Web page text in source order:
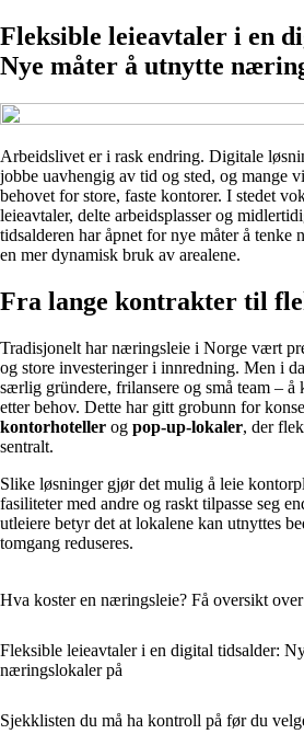
Fleksible leieavtaler i en
Nye måter å utnytte
Arbeidslivet er i rask endring. Digitale
jobbe uavhengig av tid og sted, og mange
behovet for store, faste kontorer. I stedet
leieavtaler, delte arbeidsplasser og
tidsalderen har åpnet for nye måter å
en mer dynamisk bruk av arealene.
Fra lange kontrakter til
Tradisjonelt har næringsleie i Norge vært
og store investeringer i innredning. Men i
særlig gründere, frilansere og små team – å
etter behov. Dette har gitt grobunn for
kontorhoteller og pop-up-lokaler, der
sentralt.
Slike løsninger gjør det mulig å leie
fasiliteter med andre og raskt tilpasse seg
utleiere betyr det at lokalene kan utnyttes
tomgang reduseres.
Hva koster en næringsleie? Få oversikt
Fleksible leieavtaler i en digital tidsalder:
næringslokaler på
Sjekklisten du må ha kontroll på før du